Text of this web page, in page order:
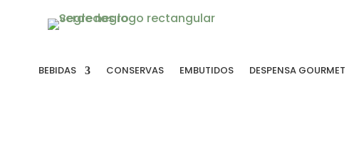
BEBIDAS CONSERVAS EMBUTIDOS DESPENSA GOURMET